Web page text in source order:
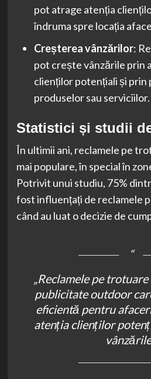
pot atrage atenția
îndruma spre locația
Creșterea vânzărilor:
pot crește vânzările prin
clienților potențiali și prin
produselor sau serviciilor.
Statistici și studii
În ultimii ani, reclamele pe
mai populare, în special în
Potrivit unui studiu, 75%
fost influențați de reclamele
când au luat o decizie de
„Reclamele pe
publicitate outdoor
eficientă pentru
atenția clienților